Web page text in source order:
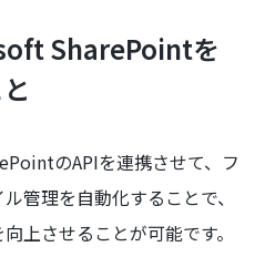
SharePointを
のAPIを連携させて、フ
管理を自動化することで、
上させることが可能です。